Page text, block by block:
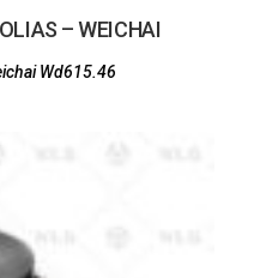
– WEICHAI
Wd615.46